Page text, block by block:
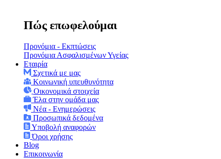
Πώς επωφελούμαι
Προνόμια - Εκπτώσεις
Προνόμια Ασφαλισμένων Υγείας
Εταιρία
Σχετικά με μας
Κοινωνική υπευθυνότητα
Οικονομικά στοιχεία
Έλα στην ομάδα μας
Νέα - Ενημερώσεις
Προσωπικά δεδομένα
Υποβολή αναφορών
Όροι χρήσης
Blog
Επικοινωνία